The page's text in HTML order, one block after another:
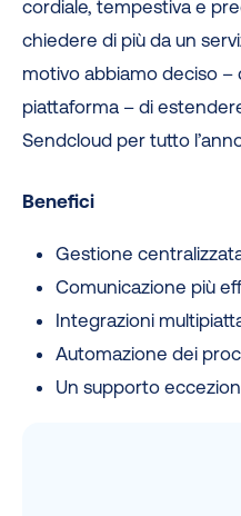
cordiale, tempestiva e
chiedere di più da un
motivo abbiamo deciso –
piattaforma – di
Sendcloud per tutto
Benefici
Gestione
Comunicazione più
Integrazioni
Automazione dei
Un supporto